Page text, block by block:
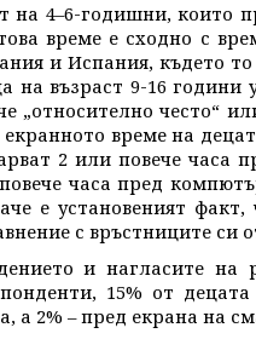
на 4–6-годишни, които
време е сходно с
и Испания, където то
на възраст 9-16 години
„относително често“
време на
2 или повече часа
часа пред
е установеният факт,
с връстниците си
и нагласите на
15% от
а 2% – пред екрана на